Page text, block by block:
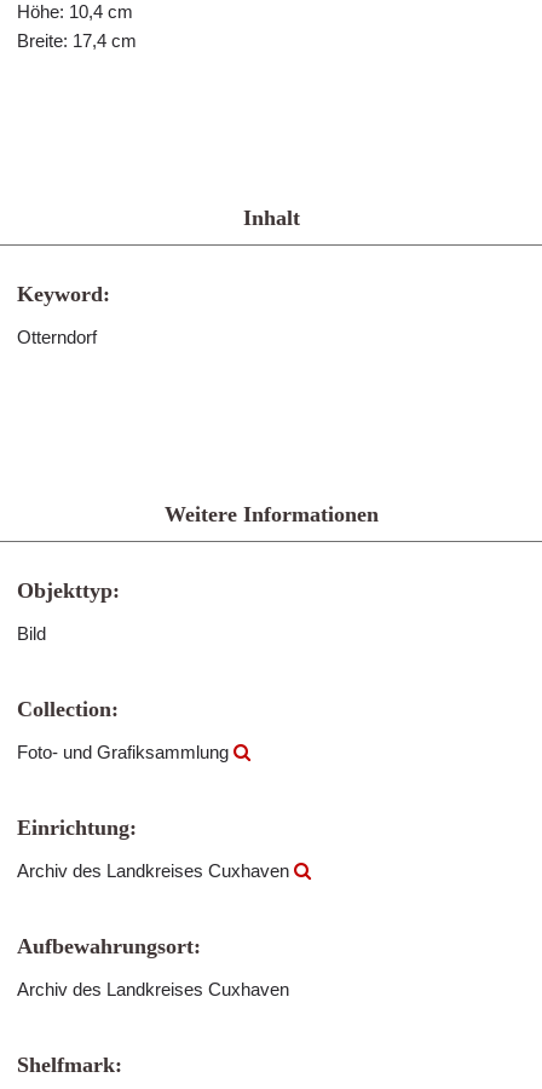
Höhe: 10,4 cm
Breite: 17,4 cm
Inhalt
Keyword:
Otterndorf
Weitere Informationen
Objekttyp:
Bild
Collection:
Foto- und Grafiksammlung
Einrichtung:
Archiv des Landkreises Cuxhaven
Aufbewahrungsort:
Archiv des Landkreises Cuxhaven
Shelfmark: